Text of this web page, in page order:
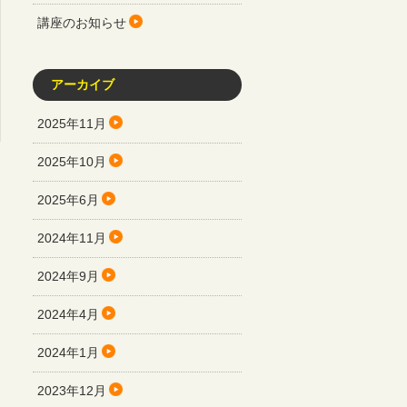
講座のお知らせ
アーカイブ
2025年11月
2025年10月
2025年6月
2024年11月
2024年9月
2024年4月
2024年1月
2023年12月